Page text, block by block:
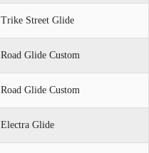
Trike Street Glide
Road Glide Custom
Road Glide Custom
Electra Glide